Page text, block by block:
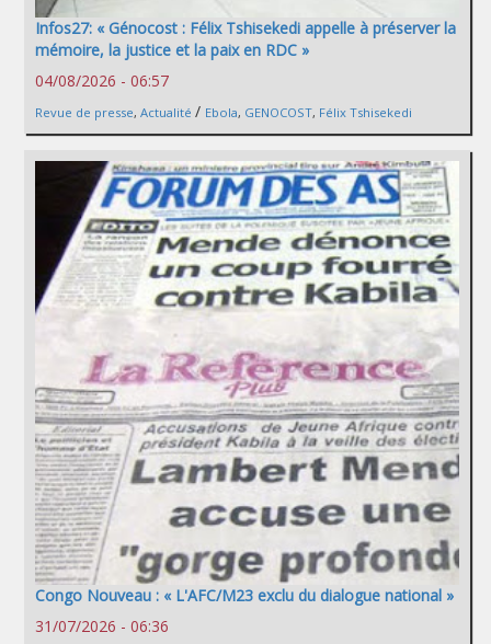
Infos27: « Génocost : Félix Tshisekedi appelle à préserver la
mémoire, la justice et la paix en RDC »
04/08/2026 - 06:57
Revue de presse, Actualité / Ebola, GENOCOST, Félix Tshisekedi
Congo Nouveau : « L'AFC/M23 exclu du dialogue national »
31/07/2026 - 06:36